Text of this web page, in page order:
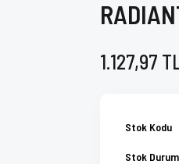
1.127,97
Stok Kodu
Stok